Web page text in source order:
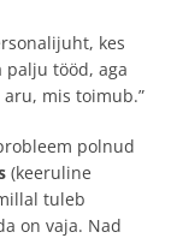
kes
palju tööd, aga
mis toimub.”
polnud
(keeruline
tuleb
on vaja. Nad